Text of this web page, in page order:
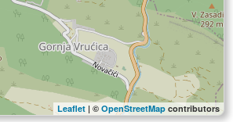
Leaflet | ©OpenStreetMap contributors